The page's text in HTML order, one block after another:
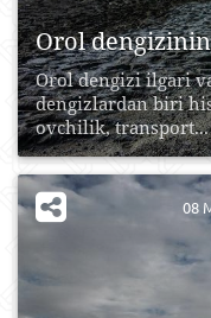
Orol
Orol dengizi ilgari
dengizlardan biri
ovchilik, transport...
08